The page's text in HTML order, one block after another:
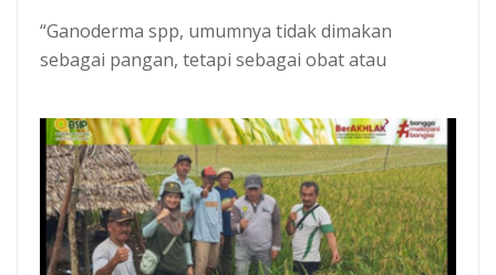
“Ganoderma spp, umumnya tidak dimakan
sebagai pangan, tetapi sebagai obat atau